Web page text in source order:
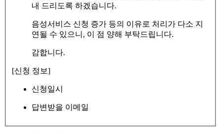
내 드리도록 하겠습니다.
음성서비스 신청 증가 등의 이유로 처리가 다소 지
연될 수 있으니, 이 점 양해 부탁드립니다.
감합니다.
[신청 정보]
신청일시
답변받을 이메일